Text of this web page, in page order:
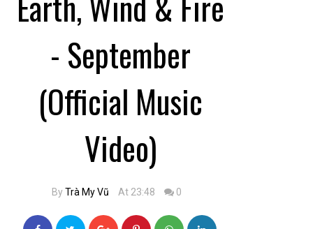
- September
(Official Music
Video)
ByTrà My Vũ At 23:48 0